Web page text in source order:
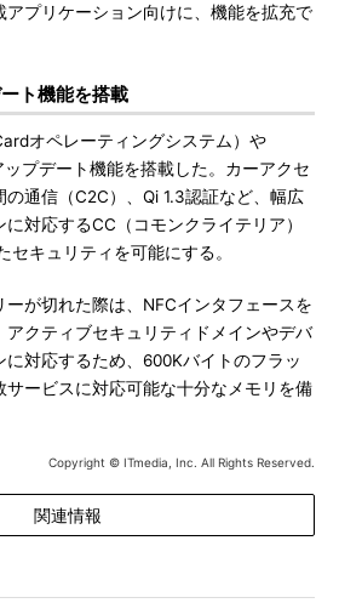
アプリケーション向けに、機能を拡充で
ト機能を搭載
オペレーティングシステム）や
プデート機能を搭載した。カーアクセ
の通信（C2C）、Qi 1.3認証など、幅広
対応するCC（コモンクライテリア）
セキュリティを可能にする。
が切れた際は、NFCインタフェースを
クティブセキュリティドメインやデバ
対応するため、600Kバイトのフラッ
サービスに対応可能な十分なメモリを備
Copyright © ITmedia, Inc. All Rights Reserved.
関連情報